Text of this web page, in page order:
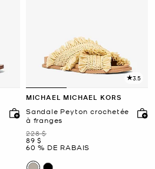
3.5
MICHAEL MICHAEL KORS
Sandale Peyton crochetée
à franges
était
228 $
maintenant
89 $
60 % DE RABAIS